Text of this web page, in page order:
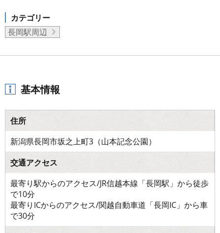
カテゴリー
長岡駅周辺
基本情報
住所
新潟県長岡市坂之上町3（山本記念公園）
交通アクセス
最寄り駅からのアクセス/JR信越本線「長岡駅」から徒歩
で10分
最寄りICからのアクセス/関越自動車道「長岡IC」から車
で30分